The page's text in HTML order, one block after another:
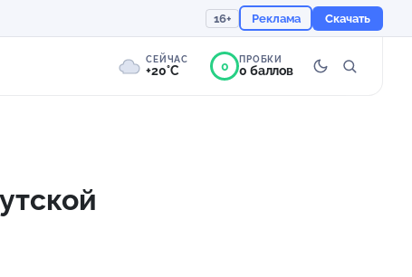
16+ Реклама Скачать
СЕЙЧАС
+20°C 0 ПРОБКИ
0 баллов